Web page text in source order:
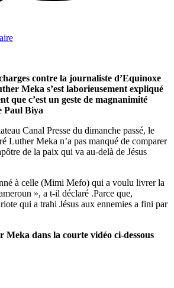
contre la journaliste d’Equinoxe
Meka s’est laborieusement expliqué
que c’est un geste de magnanimité
Paul Biya
Canal Presse du dimanche passé, le
Luther Meka n’a pas manqué de comparer
de la paix qui va au-delà de Jésus
à celle (Mimi Mefo) qui a voulu livrer la
», a t-il déclaré .Parce que,
qui a trahi Jésus aux ennemies a fini par
dans la courte vidéo ci-dessous